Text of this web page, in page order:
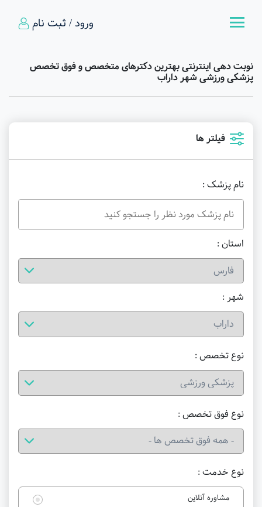
ورود / ثبت نام
نوبت دهی اینترنتی بهترین دکترهای متخصص و فوق تخصص
پزشکی ورزشی شهر داراب
فیلتر ها
نام پزشک :
استان :
شهر :
نوع خدمت :
مشاوره آنلاین
نوع تخصص :
نوع فوق تخصص :